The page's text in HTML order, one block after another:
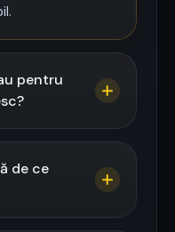
pentru
de ce